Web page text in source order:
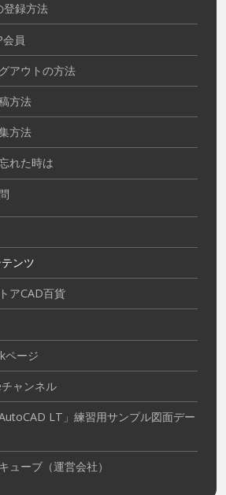
登録方法
員
アウトの方法
方法
方法
れた時は
ンツ
アCAD百貨
ページ
ャンネル
LT」練習用サンプル図面デー
ューブ（運営会社）